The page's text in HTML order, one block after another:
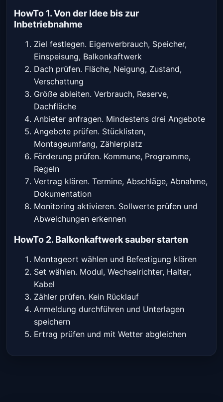
HowTo 1. Von der Idee bis zur
Inbetriebnahme
Ziel festlegen. Eigenverbrauch, Speicher,
Einspeisung, Balkonkaftwerk
Dach prüfen. Fläche, Neigung, Zustand,
Verschattung
Größe ableiten. Verbrauch, Reserve,
Dachfläche
Anbieter anfragen. Mindestens drei Angebote
Angebote prüfen. Stücklisten,
Montageumfang, Zählerplatz
Förderung prüfen. Kommune, Programme,
Regeln
Vertrag klären. Termine, Abschläge, Abnahme,
Dokumentation
Monitoring aktivieren. Sollwerte prüfen und
Abweichungen erkennen
HowTo 2. Balkonkaftwerk sauber starten
Montageort wählen und Befestigung klären
Set wählen. Modul, Wechselrichter, Halter,
Kabel
Zähler prüfen. Kein Rücklauf
Anmeldung durchführen und Unterlagen
speichern
Ertrag prüfen und mit Wetter abgleichen